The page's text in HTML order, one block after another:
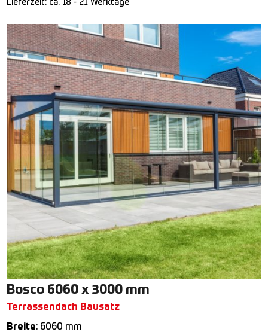
Lieferzeit: ca. 18 - 21 Werktage
Bosco 6060 x 3000 mm
Terrassendach Bausatz
Breite: 6060 mm